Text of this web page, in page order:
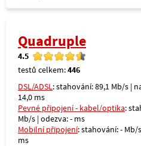
Quadruple
4.5
testů celkem:446
DSL/ADSL: stahování: 89,1 Mb/s |
14,0 ms
Pevné připojení - kabel/optika:
Mb/s | odezva: - ms
Mobilní připojení: stahování: - Mb/
ms